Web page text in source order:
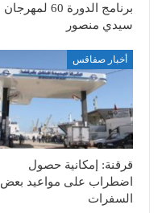
برنامج الدورة 60 لمهرجان
سيدي منصور
أخبار صفاقس
قرقنة: إمكانية حصول
اضطراب على مواعيد بعض
السفرات